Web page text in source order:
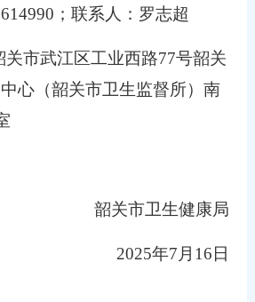
；联系人：罗志超
关市武江区工业西路77号韶关
心（韶关市卫生监督所）南
韶关市卫生健康局
2025年7 月 16日